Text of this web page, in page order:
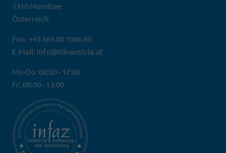
5310 Mondsee
Österreich
Fon: +43 664 88 1986 80
E-Mail: info@itb-austria.at
Mo-Do: 08:00 - 17:00
Fr: 08:00 - 13:00